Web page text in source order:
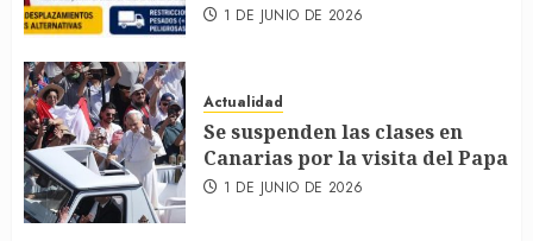
1 DE JUNIO DE 2026
Actualidad
Se suspenden las clases en
Canarias por la visita del Papa
1 DE JUNIO DE 2026